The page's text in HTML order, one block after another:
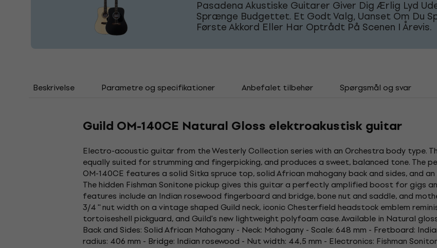
Pasadena Akustiske Guitarer Giver Dig Ærlig Lyd
Sprænge Budgettet. Et Godt Valg, Uanset Om Du
Første Akkord Eller Har Optrådt På Scenen I Årevis.
Beskrivelse Parametre og specifikationer Anbefalet tilbehør Spørgsmål og svar
Guild OM-140CE Natural Gloss elektroakustisk guitar
Electro-acoustic guitar from the Westerly Collection series with an Orchestra body type.
equally suited for strumming and fingerpicking, and produces a sweet, balanced tone. The
OM-140CE features a solid Sitka spruce top, solid African mahogany back and sides, and
The hidden Fishman Sonitone pickup gives this guitar a perfectly amplified boost for gigs
features include an Indian rosewood fingerboard and bridge, bone nut and saddle, and
3/4 '' nut width on a vintage shaped Guild neck, iconic Chesterfield headstock emblem
tortoiseshell pickguard, and Guild's new lightweight polyfoam case. Available in Natural
Back and Sides: Solid African Mahogany - Neck: Mahogany - Scale: 648 mm - Fretboard:
radius: 406 mm - Bridge: Indian rosewood - Nut width: 44,5 mm - Electronics: Fishman